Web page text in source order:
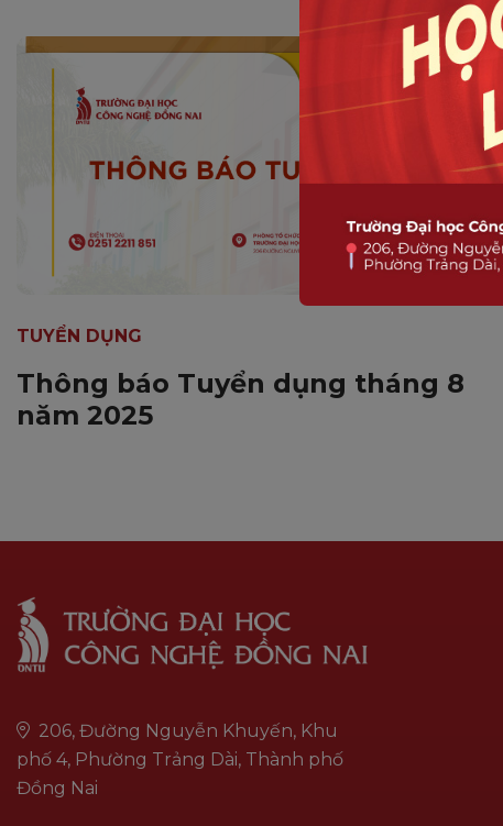
TUYỂN DỤNG
Thông báo Tuyển dụng tháng 8
năm 2025
206, Đường Nguyễn Khuyến, Khu
phố 4, Phường Trảng Dài, Thành phố
Đồng Nai